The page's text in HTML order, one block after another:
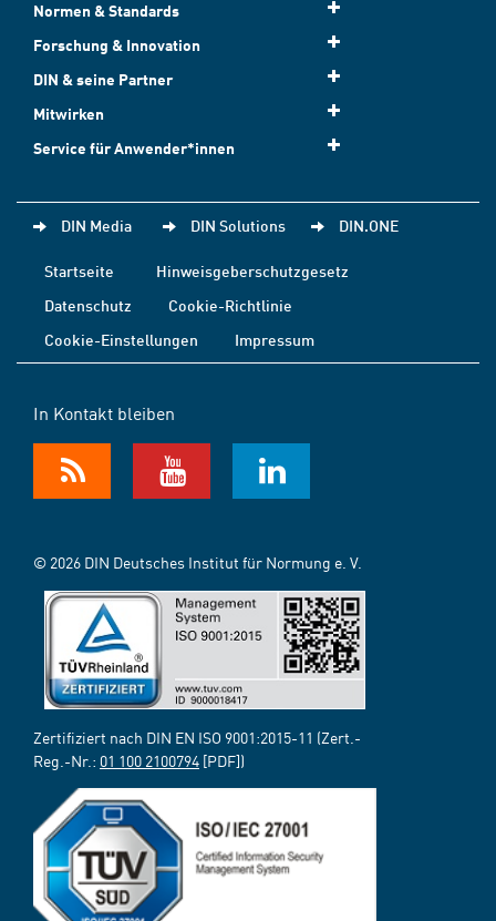
Normen & Standards
Forschung & Innovation
DIN & seine Partner
Mitwirken
Service für Anwender*innen
DIN Media DIN Solutions DIN.ONE
Startseite
Hinweisgeberschutzgesetz
Datenschutz
Cookie-Richtlinie
Cookie-Einstellungen
Impressum
In Kontakt bleiben
© 2026 DIN Deutsches Institut für Normung e. V.
Zertifiziert nach DIN EN ISO 9001:2015-11 (Zert.-
Reg.-Nr.: 01 100 2100794 [PDF])